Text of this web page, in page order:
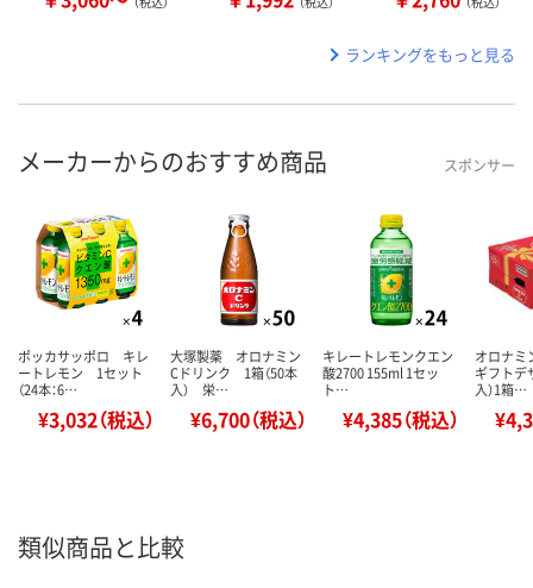
ランキングをもっと見る
メーカーからのおすすめ商品 スポンサー
ポッカサッポロ キレ
ートレモン 1セット
（24本：6…
¥3,032（税込）
大塚製薬 オロナミン
Cドリンク 1箱（50本
入） 栄…
¥6,700（税込）
キレートレモンクエン
酸2700 155ml 1セッ
ト…
¥4,385（税込）
オロナミ
ギフトデ
入）1箱…
類似商品と比較